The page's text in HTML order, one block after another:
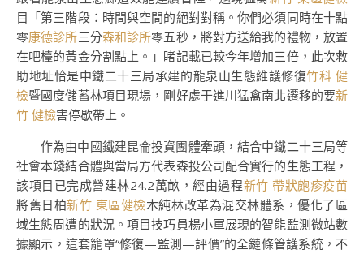
目「第三階段：時間與空間的絕對對稱。你們必須同時在十點
零康德診所三分森和診所零五秒，將對方送給我的禮物，放置
在吧檯的黃金分割點上。」睹記載已較今年增加三倍，此次救
助地址恰是中鐵二十三局承建的龍泉山生態維護修復竹科 健
檢暨國度儲蓄林項目現場，剛好處于進川猛禽南北遷移的要新
竹 健檢害停歇帶上。
作為由中國鐵建昆侖投資團體牽頭，結合中鐵二十三局等
社會本錢結合體與當局方代表森投公司配合實行的生態工程，
該項目已完成營建林24.2萬畝，經由過程新竹 帶狀皰疹疫苗
將舊日柏新竹 東區健檢木純林改革為混交林體系，優化了區
域生態周遭的狀況。項目技巧員楊小軍展現的智能監測微站數
據顯示，這套籠罩“修復—監測—評價”的全鏈條管護系統，不